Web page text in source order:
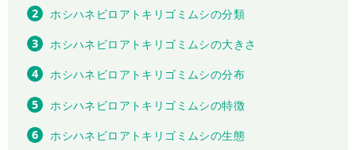
ホシハネビロアトキリゴミムシの分類
ホシハネビロアトキリゴミムシの大きさ
ホシハネビロアトキリゴミムシの分布
ホシハネビロアトキリゴミムシの特徴
ホシハネビロアトキリゴミムシの生態